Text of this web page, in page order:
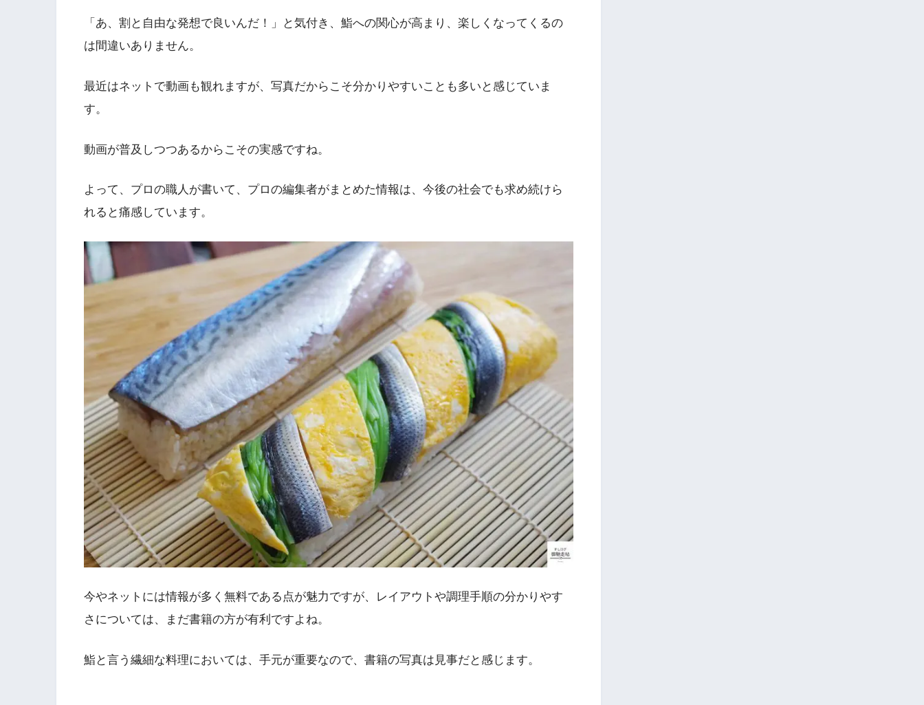
「あ、割と自由な発想で良いんだ！」と気付き、鮨への関心が高まり、楽しくなってくるの
は間違いありません。
最近はネットで動画も観れますが、写真だからこそ分かりやすいことも多いと感じていま
す。
動画が普及しつつあるからこその実感ですね。
よって、プロの職人が書いて、プロの編集者がまとめた情報は、今後の社会でも求め続けら
れると痛感しています。
今やネットには情報が多く無料である点が魅力ですが、レイアウトや調理手順の分かりやす
さについては、まだ書籍の方が有利ですよね。
鮨と言う繊細な料理においては、手元が重要なので、書籍の写真は見事だと感じます。